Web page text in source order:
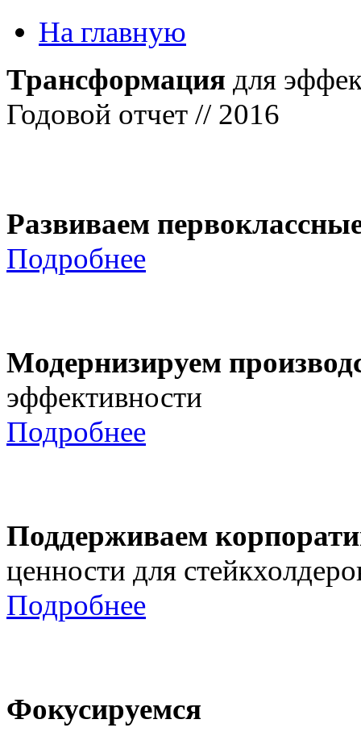
На главную
Трансформация для
Годовой отчет // 2016
Развиваем
Подробнее
Модернизируем
эффективности
Подробнее
Поддерживаем
ценности для
Подробнее
Фокусируемся